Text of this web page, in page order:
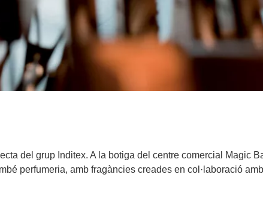
del grup Inditex. A la botiga del centre comercial Magic
perfumeria, amb fragàncies creades en col·laboració